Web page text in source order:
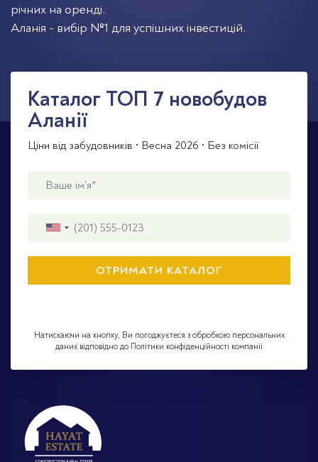
річних на оренді.
Аланія - вибір №1 для успішних інвестицій.
Каталог TOП 7 новобудов
Аланії
Ціни від забудовників • Весна 2026 • Без комісії
Натискаючи на кнопку, Ви погоджуєтеся з обробкою персональних
даних відповідно до Політики конфіденційності компанії